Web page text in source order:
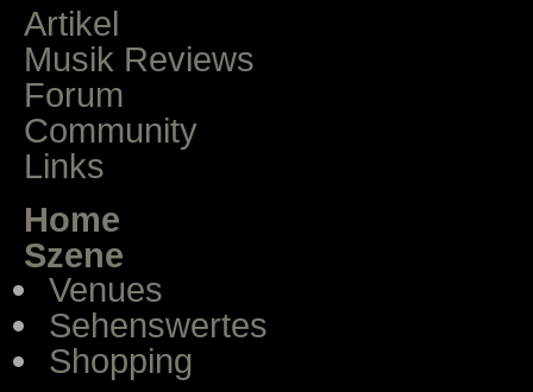
Artikel
Musik Reviews
Forum
Community
Links
Home
Szene
Venues
Sehenswertes
Shopping